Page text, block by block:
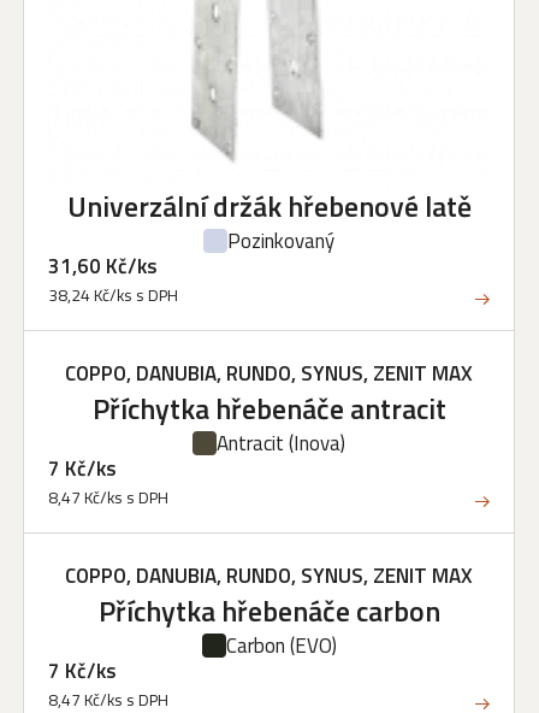
Univerzální držák hřebenové latě
Pozinkovaný
31,60 Kč/ks
38,24 Kč/ks s DPH
COPPO, DANUBIA, RUNDO, SYNUS, ZENIT MAX
Příchytka hřebenáče antracit
Antracit(Inova)
7 Kč/ks
8,47 Kč/ks s DPH
COPPO, DANUBIA, RUNDO, SYNUS, ZENIT MAX
Příchytka hřebenáče carbon
Carbon(EVO)
7 Kč/ks
8,47 Kč/ks s DPH